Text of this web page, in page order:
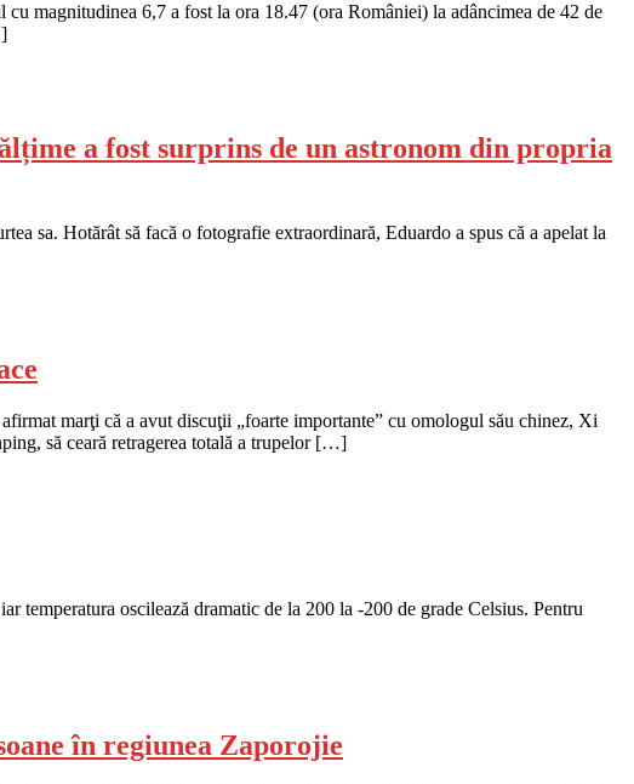
magnitudinea 6,7 a fost la ora 18.47 (ora României) la adâncimea de 42 de
a fost surprins de un astronom din propria
sa. Hotărât să facă o fotografie extraordinară, Eduardo a spus că a apelat la
marţi că a avut discuţii „foarte importante” cu omologul său chinez, Xi
să ceară retragerea totală a trupelor […]
temperatura oscilează dramatic de la 200 la -200 de grade Celsius. Pentru
în regiunea Zaporojie